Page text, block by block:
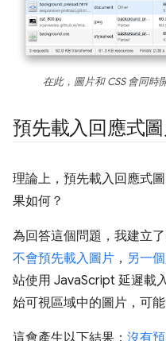
在此，圖片和 CSS 會同時
預先載入回應式
理論上，預先載入回應式
果如何？
為回答這個問題，我建立
不會預先載入圖片 ， 另一
站使用 JavaScript 延遲載
始可視區域中的圖片，可
這會產生以下結果： 沒有